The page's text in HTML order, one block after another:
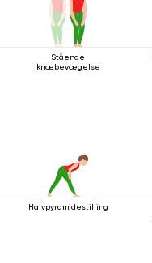
Stående
knæbevægelse
Halvpyramidestilling